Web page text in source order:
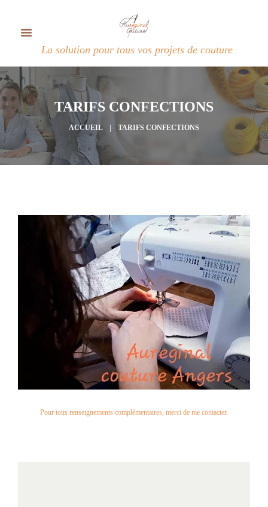
La solution pour tous vos projets de couture
TARIFS CONFECTIONS
ACCUEIL TARIFS CONFECTIONS
Pour tous renseignements complémentaires, merci de me contacter.